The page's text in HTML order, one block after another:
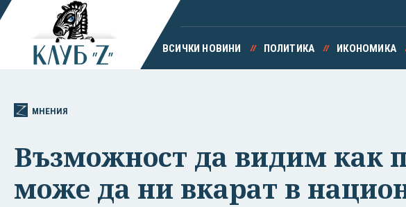
ВСИЧКИ НОВИНИ ПОЛИТИКА ИКОНОМИКА
МНЕНИЯ
Възможност да видим как
може да ни вкарат в